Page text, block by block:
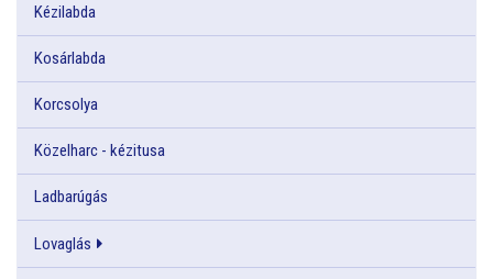
Kézilabda
Kosárlabda
Korcsolya
Közelharc - kézitusa
Ladbarúgás
Lovaglás